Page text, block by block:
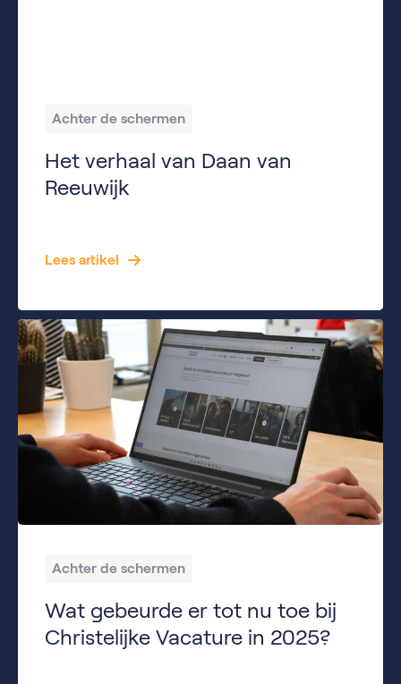
Achter de schermen
Het verhaal van Daan van
Reeuwijk
Lees artikel
Achter de schermen
Wat gebeurde er tot nu toe bij
Christelijke Vacature in 2025?